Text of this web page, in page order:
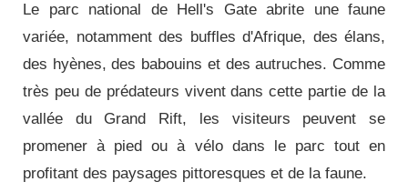
Le parc national de Hell's Gate abrite une faune
variée, notamment des buffles d'Afrique, des élans,
des hyènes, des babouins et des autruches. Comme
très peu de prédateurs vivent dans cette partie de la
vallée du Grand Rift, les visiteurs peuvent se
promener à pied ou à vélo dans le parc tout en
profitant des paysages pittoresques et de la faune.